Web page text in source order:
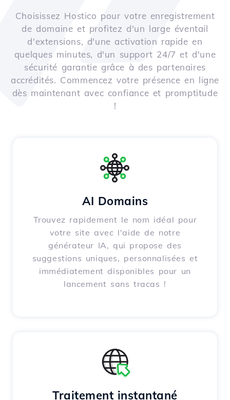
Choisissez Hostico pour votre enregistrement
de domaine et profitez d'un large éventail
d'extensions, d'une activation rapide en
quelques minutes, d'un support 24/7 et d'une
sécurité garantie grâce à des partenaires
accrédités. Commencez votre présence en ligne
dès maintenant avec confiance et promptitude
!
AI Domains
Trouvez rapidement le nom idéal pour
votre site avec l'aide de notre
générateur IA, qui propose des
suggestions uniques, personnalisées et
immédiatement disponibles pour un
lancement sans tracas !
Traitement instantané